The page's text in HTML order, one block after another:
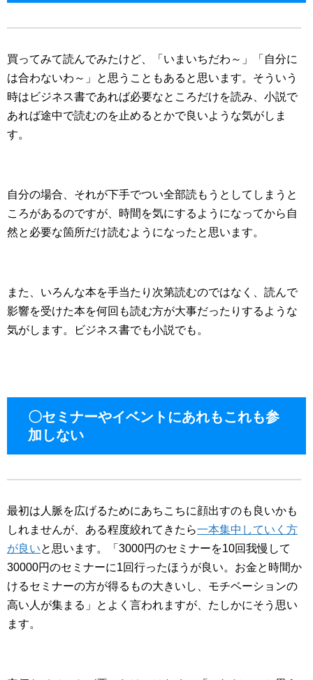
買ってみて読んでみたけど、「いまいちだわ～」「自分に
は合わないわ～」と思うこともあると思います。そういう
時はビジネス書であれば必要なところだけを読み、小説で
あれば途中で読むのを止めるとかで良いような気がしま
す。
自分の場合、それが下手でつい全部読もうとしてしまうと
ころがあるのですが、時間を気にするようになってから自
然と必要な箇所だけ読むようになったと思います。
また、いろんな本を手当たり次第読むのではなく、読んで
影響を受けた本を何回も読む方が大事だったりするような
気がします。ビジネス書でも小説でも。
〇セミナーやイベントにあれもこれも参
加しない
最初は人脈を広げるためにあちこちに顔出すのも良いかも
しれませんが、ある程度絞れてきたら一本集中していく方
が良いと思います。「3000円のセミナーを10回我慢して
30000円のセミナーに1回行ったほうが良い。お金と時間か
けるセミナーの方が得るもの大きいし、モチベーションの
高い人が集まる」とよく言われますが、たしかにそう思い
ます。